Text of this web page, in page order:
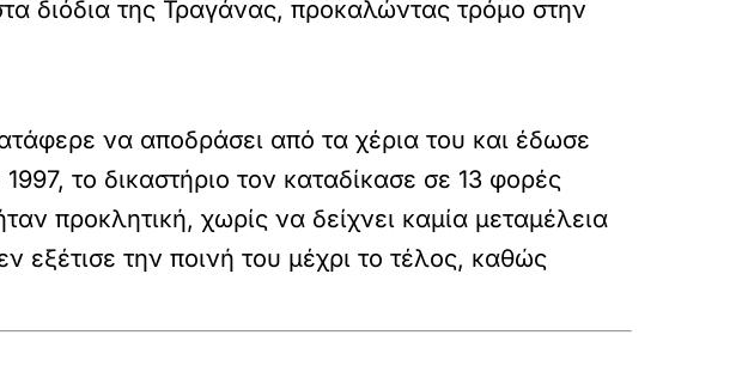
διόδια της Τραγάνας, προκαλώντας τρόμο στην
να αποδράσει από τα χέρια του και έδωσε
το δικαστήριο τον καταδίκασε σε 13 φορές
προκλητική, χωρίς να δείχνει καμία μεταμέλεια
την ποινή του μέχρι το τέλος, καθώς